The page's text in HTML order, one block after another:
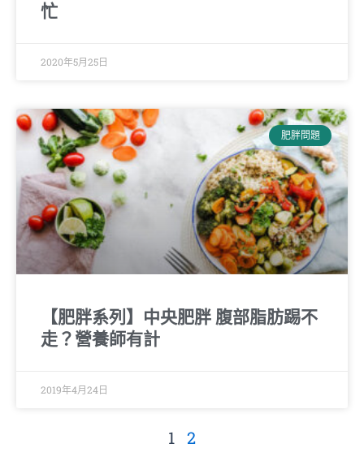
忙
2020年5月25日
肥胖問題
【肥胖系列】中央肥胖 腹部脂肪踢不
走？營養師有計
2019年4月24日
1 2